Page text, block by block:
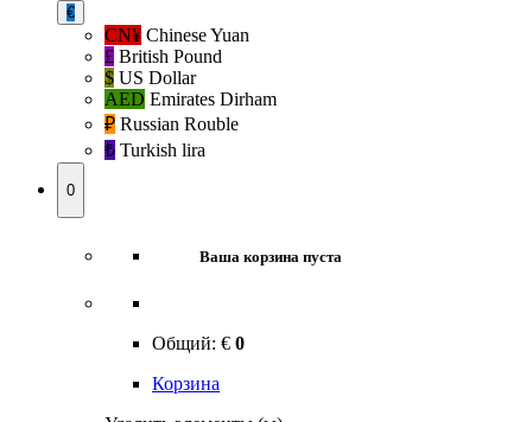
€
CN¥ Chinese Yuan
£ British Pound
$ US Dollar
AED Emirates Dirham
₽‎ Russian Rouble
₺‎ Turkish lira
0
Ваша корзина пуста
Общий: € 0
Корзина